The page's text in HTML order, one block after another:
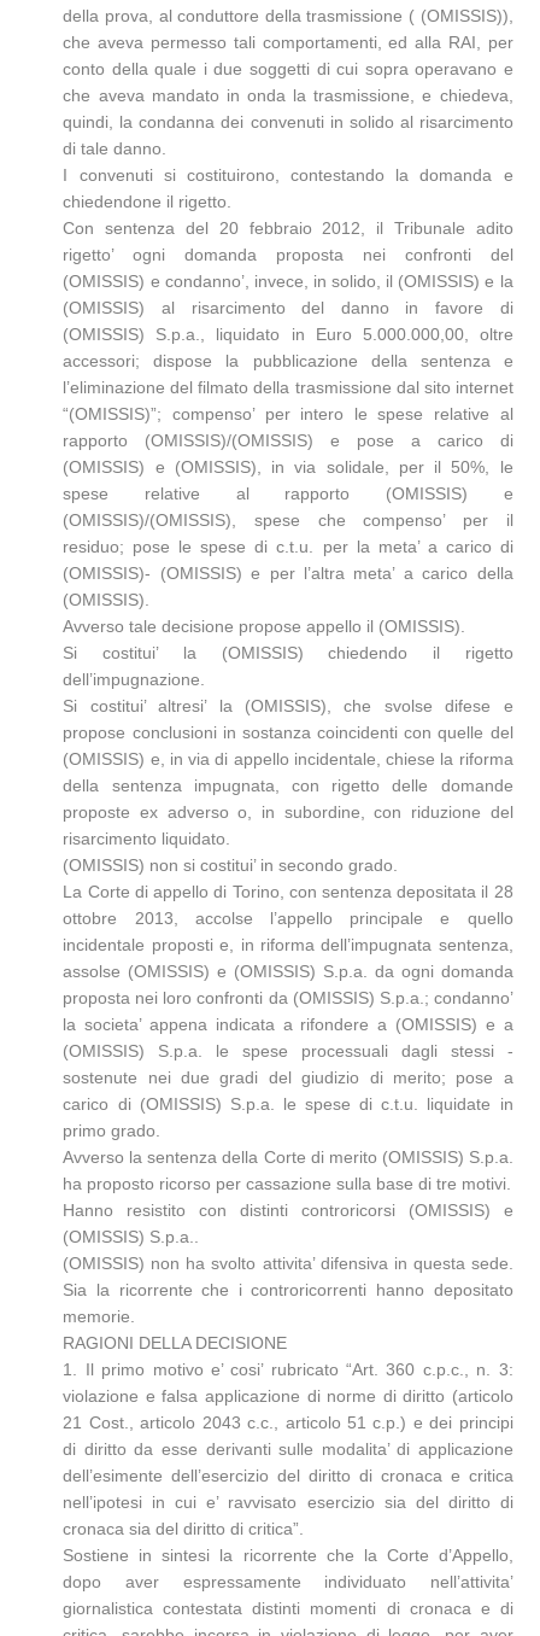
della prova, al conduttore della trasmissione ( (OMISSIS)),
che aveva permesso tali comportamenti, ed alla RAI, per
conto della quale i due soggetti di cui sopra operavano e
che aveva mandato in onda la trasmissione, e chiedeva,
quindi, la condanna dei convenuti in solido al risarcimento
di tale danno.
I convenuti si costituirono, contestando la domanda e
chiedendone il rigetto.
Con sentenza del 20 febbraio 2012, il Tribunale adito
rigetto’ ogni domanda proposta nei confronti del
(OMISSIS) e condanno’, invece, in solido, il (OMISSIS) e la
(OMISSIS) al risarcimento del danno in favore di
(OMISSIS) S.p.a., liquidato in Euro 5.000.000,00, oltre
accessori; dispose la pubblicazione della sentenza e
l’eliminazione del filmato della trasmissione dal sito internet
“(OMISSIS)”; compenso’ per intero le spese relative al
rapporto (OMISSIS)/(OMISSIS) e pose a carico di
(OMISSIS) e (OMISSIS), in via solidale, per il 50%, le
spese relative al rapporto (OMISSIS) e
(OMISSIS)/(OMISSIS), spese che compenso’ per il
residuo; pose le spese di c.t.u. per la meta’ a carico di
(OMISSIS)- (OMISSIS) e per l’altra meta’ a carico della
(OMISSIS).
Avverso tale decisione propose appello il (OMISSIS).
Si costitui’ la (OMISSIS) chiedendo il rigetto
dell’impugnazione.
Si costitui’ altresi’ la (OMISSIS), che svolse difese e
propose conclusioni in sostanza coincidenti con quelle del
(OMISSIS) e, in via di appello incidentale, chiese la riforma
della sentenza impugnata, con rigetto delle domande
proposte ex adverso o, in subordine, con riduzione del
risarcimento liquidato.
(OMISSIS) non si costitui’ in secondo grado.
La Corte di appello di Torino, con sentenza depositata il 28
ottobre 2013, accolse l’appello principale e quello
incidentale proposti e, in riforma dell’impugnata sentenza,
assolse (OMISSIS) e (OMISSIS) S.p.a. da ogni domanda
proposta nei loro confronti da (OMISSIS) S.p.a.; condanno’
la societa’ appena indicata a rifondere a (OMISSIS) e a
(OMISSIS) S.p.a. le spese processuali dagli stessi -
sostenute nei due gradi del giudizio di merito; pose a
carico di (OMISSIS) S.p.a. le spese di c.t.u. liquidate in
primo grado.
Avverso la sentenza della Corte di merito (OMISSIS) S.p.a.
ha proposto ricorso per cassazione sulla base di tre motivi.
Hanno resistito con distinti controricorsi (OMISSIS) e
(OMISSIS) S.p.a..
(OMISSIS) non ha svolto attivita’ difensiva in questa sede.
Sia la ricorrente che i controricorrenti hanno depositato
memorie.
RAGIONI DELLA DECISIONE
1. Il primo motivo e’ cosi’ rubricato “Art. 360 c.p.c., n. 3:
violazione e falsa applicazione di norme di diritto (articolo
21 Cost., articolo 2043 c.c., articolo 51 c.p.) e dei principi
di diritto da esse derivanti sulle modalita’ di applicazione
dell’esimente dell’esercizio del diritto di cronaca e critica
nell’ipotesi in cui e’ ravvisato esercizio sia del diritto di
cronaca sia del diritto di critica”.
Sostiene in sintesi la ricorrente che la Corte d’Appello,
dopo aver espressamente individuato nell’attivita’
giornalistica contestata distinti momenti di cronaca e di